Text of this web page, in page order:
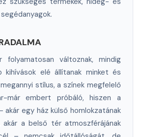
változnak, mindig
kihívások elé állítanak minket és
stílus, a színek megfelelő
már embert próbáló, hiszen a
akár egy ház külső homlokzatának
akár a belső tér atmoszférájának